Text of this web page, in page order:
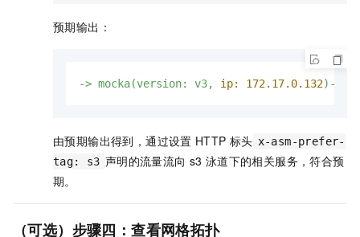
预期输出：
-> mocka(version: v3, ip: 172.17.0.132)->
由预期输出得到，通过设置 HTTP 标头 x-asm-prefer-
tag: s3 声明的流量流向 s3 泳道下的相关服务，符合预
期。
（可选）步骤四：查看网格拓扑